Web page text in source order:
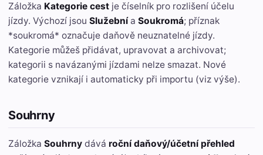
Záložka Kategorie cest je číselník pro rozlišení účelu
jízdy. Výchozí jsou Služebnía Soukromá; příznak
*soukromá* označuje daňově neuznatelné jízdy.
Kategorie můžeš přidávat, upravovat a archivovat;
kategorii s navázanými jízdami nelze smazat. Nové
kategorie vznikají i automaticky při importu (viz výše).
Souhrny
Záložka Souhrny dává roční daňový/účetní přehled